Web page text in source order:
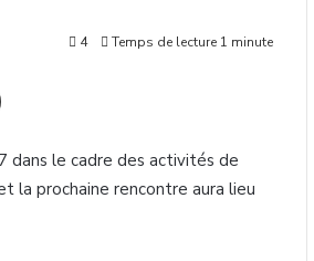
4 Temps de lecture 1 minute
dans le cadre des activités de
la prochaine rencontre aura lieu